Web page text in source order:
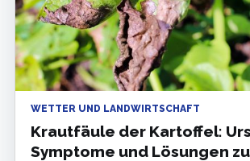
WETTER UND LANDWIRTSCHAFT
Krautfäule der Kartoffel:
Symptome und Lösungen